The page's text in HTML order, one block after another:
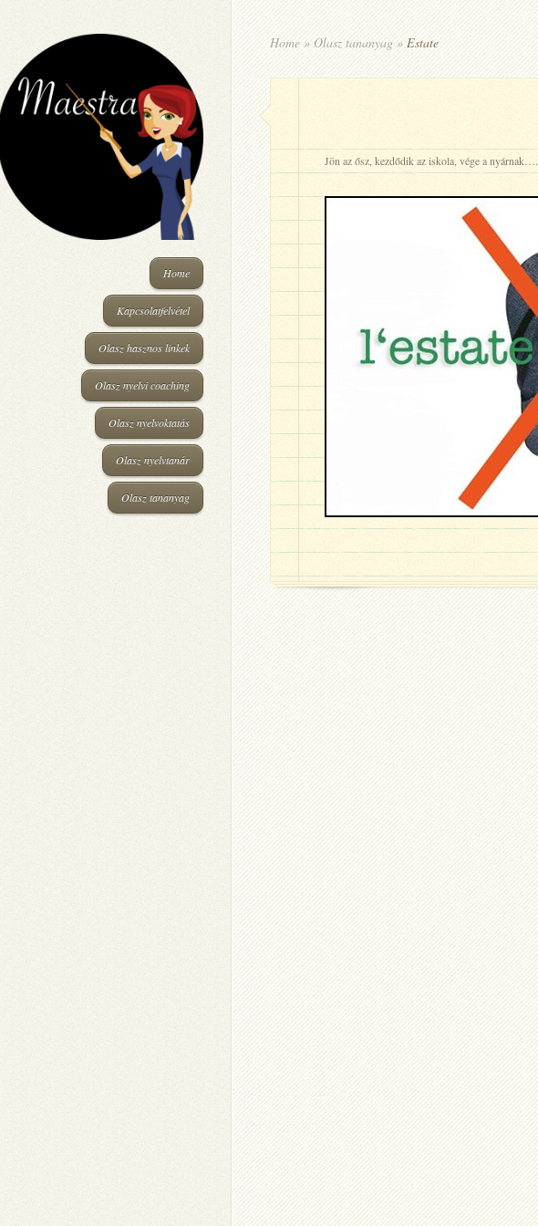
Home
Kapcsolatfelvétel
Olasz hasznos linkek
Olasz nyelvi coaching
Olasz nyelvoktatás
Olasz nyelvtanár
Olasz tananyag
Home » Olasz tananyag »Estate
Jön az ősz, kezdődik az iskola, vége a nyárnak….